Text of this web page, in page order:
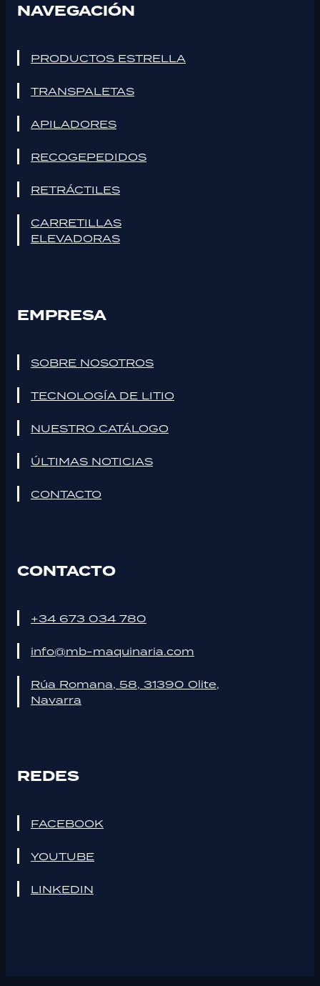
NAVEGACIÓN
PRODUCTOS ESTRELLA
TRANSPALETAS
APILADORES
RECOGEPEDIDOS
RETRÁCTILES
CARRETILLAS
ELEVADORAS
EMPRESA
SOBRE NOSOTROS
TECNOLOGÍA DE LITIO
NUESTRO CATÁLOGO
ÚLTIMAS NOTICIAS
CONTACTO
CONTACTO
+34 673 034 780
info@mb-maquinaria.com
Rúa Romana, 58, 31390 Olite,
Navarra
REDES
FACEBOOK
YOUTUBE
LINKEDIN